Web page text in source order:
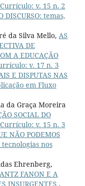
v. 15 n. 2
DISCURSO: temas,
da Silva Mello, AS
DE
A EDUCAÇÃO
v. 17 n. 3
E DISPUTAS NAS
em Fluxo
da Graça Moreira
SOCIAL DO
v. 15 n. 3
NÃO PODEMOS
nos
Ehrenberg,
FANON E A
INSURGENTES ,